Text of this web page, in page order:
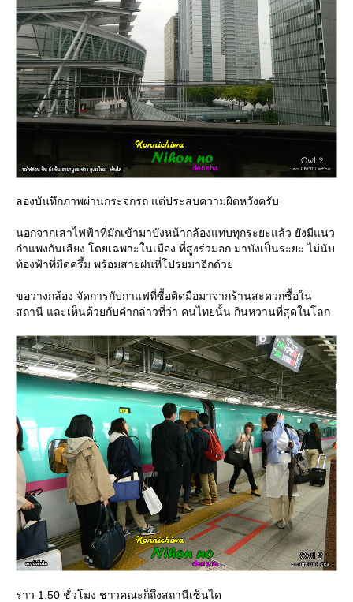
ลองบันทึกภาพผ่านกระจกรถ แต่ประสบความผิดหวังครับ
นอกจากเสาไฟฟ้าที่มักเข้ามาบังหน้ากล้องแทบทุกระยะแล้ว ยังมีแนว
กำแพงกันเสียง โดยเฉพาะในเมือง ที่สูงร่วมอก มาบังเป็นระยะ ไม่นับ
ท้องฟ้าที่มืดครึ้ม พร้อมสายฝนที่โปรยมาอีกด้ว
ขอวางกล้อง จัดการกับกาแฟที่ซื้อติดมือมาจากร้านสะดวกซื้อใน
สถานี และเห็นด้วยกับคำกล่าวที่ว่า คนไทยนั้น กินหวานที่สุดในโลก
ราว 1.50 ชั่วโมง ชาวคณะก็ถึงสถานีเซ็นได